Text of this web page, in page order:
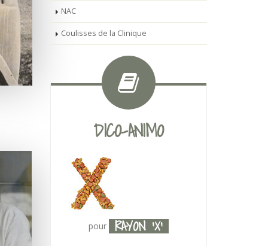
NAC
Coulisses de la Clinique
DICO-ANIMO
pour RAYON 'X'